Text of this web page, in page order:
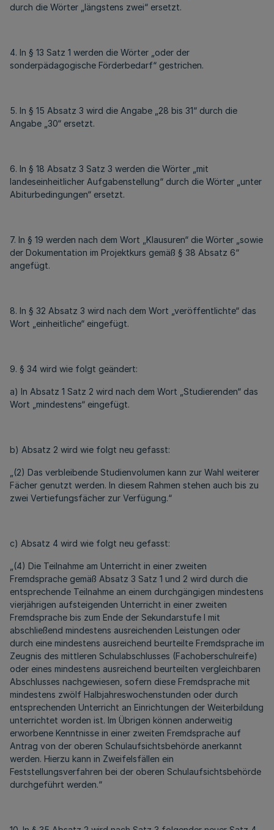
durch die Wörter „längstens zwei“ ersetzt.
4. In § 13 Satz 1 werden die Wörter „oder der
sonderpädagogische Förderbedarf“ gestrichen.
5. In § 15 Absatz 3 wird die Angabe „28 bis 31“ durch die
Angabe „30“ ersetzt.
6. In § 18 Absatz 3 Satz 3 werden die Wörter „mit
landeseinheitlicher Aufgabenstellung“ durch die Wörter „unter
Abiturbedingungen“ ersetzt.
7. In § 19 werden nach dem Wort „Klausuren“ die Wörter „sowie
der Dokumentation im Projektkurs gemäß § 38 Absatz 6“
angefügt.
8. In § 32 Absatz 3 wird nach dem Wort „veröffentlichte“ das
Wort „einheitliche“ eingefügt.
9. § 34 wird wie folgt geändert:
a) In Absatz 1 Satz 2 wird nach dem Wort „Studierenden“ das
Wort „mindestens“ eingefügt.
b) Absatz 2 wird wie folgt neu gefasst:
„(2) Das verbleibende Studienvolumen kann zur Wahl weiterer
Fächer genutzt werden. In diesem Rahmen stehen auch bis zu
zwei Vertiefungsfächer zur Verfügung.“
c) Absatz 4 wird wie folgt neu gefasst:
„(4) Die Teilnahme am Unterricht in einer zweiten
Fremdsprache gemäß Absatz 3 Satz 1 und 2 wird durch die
entsprechende Teilnahme an einem durchgängigen mindestens
vierjährigen aufsteigenden Unterricht in einer zweiten
Fremdsprache bis zum Ende der Sekundarstufe I mit
abschließend mindestens ausreichenden Leistungen oder
durch eine mindestens ausreichend beurteilte Fremdsprache im
Zeugnis des mittleren Schulabschlusses (Fachoberschulreife)
oder eines mindestens ausreichend beurteilten vergleichbaren
Abschlusses nachgewiesen, sofern diese Fremdsprache mit
mindestens zwölf Halbjahreswochenstunden oder durch
entsprechenden Unterricht an Einrichtungen der Weiterbildung
unterrichtet worden ist. Im Übrigen können anderweitig
erworbene Kenntnisse in einer zweiten Fremdsprache auf
Antrag von der oberen Schulaufsichtsbehörde anerkannt
werden. Hierzu kann in Zweifelsfällen ein
Feststellungsverfahren bei der oberen Schulaufsichtsbehörde
durchgeführt werden.“